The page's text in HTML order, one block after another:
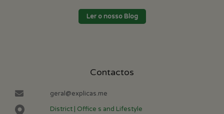
Ler o nosso Blog
Contactos
geral@explicas.me
District | Office s and Lifestyle